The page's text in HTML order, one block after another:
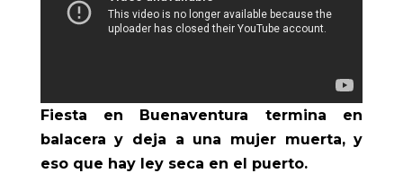
Fiesta en Buenaventura termina en
balacera y deja a una mujer muerta, y
eso que hay ley seca en el puerto.